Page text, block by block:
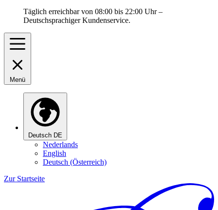
Täglich erreichbar von 08:00 bis 22:00 Uhr –
Deutschsprachiger Kundenservice.
Menü
Deutsch DE
Nederlands
English
Deutsch (Österreich)
Zur Startseite